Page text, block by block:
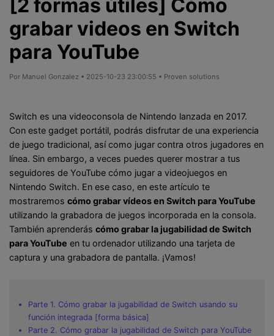
[2 formas útiles] Cómo
grabar videos en Switch
para YouTube
Por Manuel Gonzalez • 2025-10-23 23:00:55 • Proven solutions
Switch es una videoconsola de Nintendo lanzada en 2017.
Con este gadget portátil, podrás disfrutar de una experiencia
de juego tradicional, así como jugar contra otros jugadores en
línea. Sin embargo, a veces puedes querer mostrar a tus
seguidores de YouTube cómo jugar a videojuegos en
Nintendo Switch. En ese caso, en este artículo te
mostraremos cómo grabar vídeos en Switch para YouTube
utilizando la grabadora de juegos incorporada en la consola.
También aprenderás cómo grabar la jugabilidad de Switch
para YouTube en tu ordenador utilizando una tarjeta de
captura y una grabadora de pantalla. ¡Vamos!
Parte 1. Cómo grabar la jugabilidad de Switch usando su
función integrada [forma básica]
Parte 2. Cómo grabar la jugabilidad de Switch para YouTube